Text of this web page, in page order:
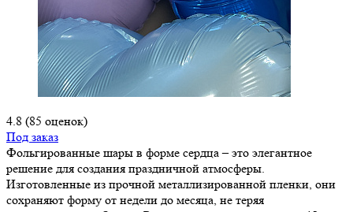
4.8 (85 оценок)
Под заказ
Фольгированные шары в форме сердца – это элегантное
решение для создания праздничной атмосферы.
Изготовленные из прочной металлизированной пленки, они
сохраняют форму от недели до месяца, не теряя